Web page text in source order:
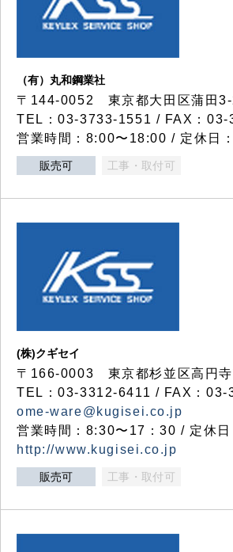
（有）丸和鋼業社
〒144-0052 東京都大田区蒲田
TEL：03-3733-1551 / FAX：03-
営業時間：8:00〜18:00 / 定休日
販売可 工事・取付可
(株)クギセイ
〒166-0003 東京都杉並区高円
TEL：03-3312-6411 / FAX：03-
ome-ware@kugisei.co.jp
営業時間：8:30〜17：30 / 定休日
http://www.kugisei.co.jp
販売可 工事・取付可